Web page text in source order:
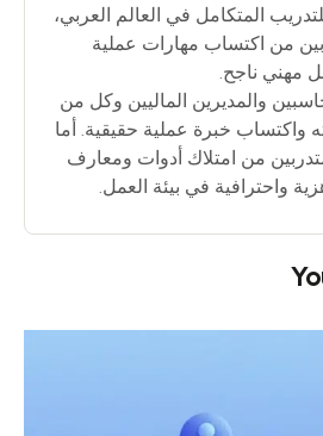
المتكامل في العالم العربي،
من اكتساب مهارات عملية
مهني ناجح.
والمديرين الماليين وكل من
واكتساب خبرة عملية حقيقية. أما
من امتلاك أدوات ومعارف
واحترافية في بيئة العمل.